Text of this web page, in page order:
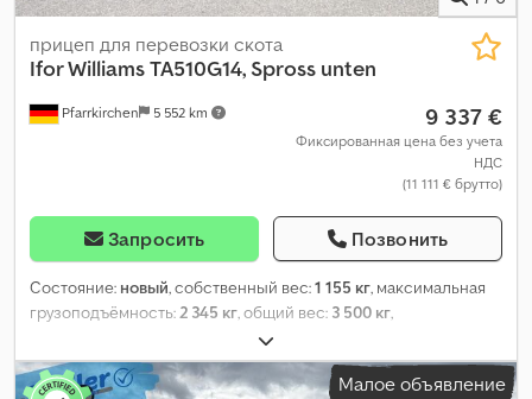
Pfarrkirchen 5 552 km
прицеп для перевозки скота
Ifor WilliamsTA510G14, Spross unten
9 337 €
Фиксированная цена без учета
НДС
(11 111 € брутто)
Запросить Позвонить
Состояние: новый, собственный вес:1 155 кг, максимальная
грузоподъёмность:2 345 кг, общий вес: 3 500 кг,
, длина грузового отсека:
ширина пространства для загрузки:1 780 мм, высота
грузового отсека:1 830 мм, подвеска:параболическая
Малое объявление